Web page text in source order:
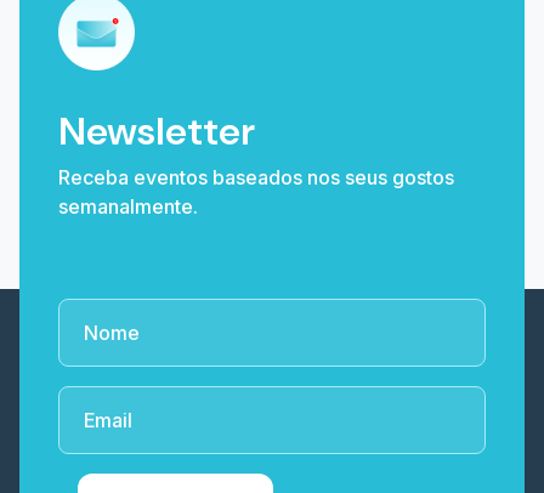
Newsletter
Receba eventos baseados nos seus gostos
semanalmente.